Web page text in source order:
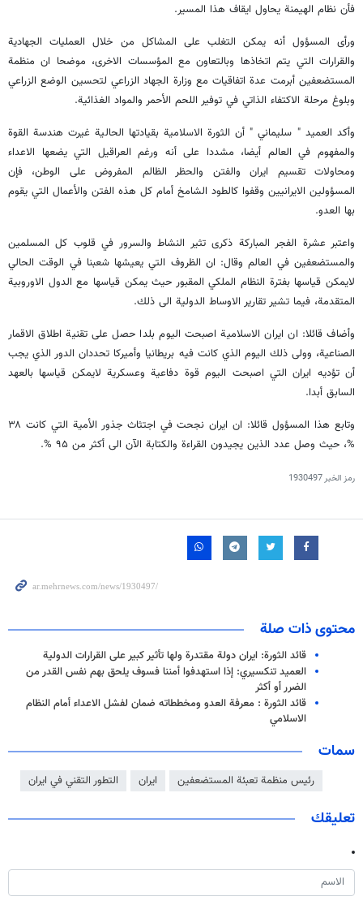
فأن نظام الهيمنة يحاول ايقاف هذا المسير.
ورأى المسؤول أنه يمكن التغلب على المشاكل من خلال العمليات الجهادية
والقرارات التي يتم اتخاذها وبالتعاون مع المؤسسات الاخرى، موضحا ان منظمة
المستضعفين أبرمت عدة اتفاقيات مع وزارة الجهاد الزراعي لتحسين الوضع الزراعي
وبلوغ مرحلة الاكتفاء الذاتي في توفير اللحم الأحمر والمواد الغذائية.
وأكد العميد " سليماني " أن الثورة الاسلامية بقيادتها الحالية غيرت هندسة القوة
والمفهوم في العالم أيضا، مشددا على أنه ورغم العراقيل التي يضعها الاعداء
ومحاولات تقسيم ايران والفتن والحظر الظالم المفروض على الوطن، فإن
المسؤولين الايرانيين وقفوا كالطود الشامخ أمام كل هذه الفتن والأعمال التي يقوم
بها العدو.
واعتبر عشرة الفجر المباركة ذكرى تثير النشاط والسرور في قلوب كل المسلمين
والمستضعفين في العالم وقال: ان الظروف التي يعيشها شعبنا في الوقت الحالي
لايمكن قياسها بفترة النظام الملكي المقبور حيث يمكن قياسها مع الدول الاوروبية
المتقدمة، فيما تشير تقارير الاوساط الدولية الى ذلك.
وأضاف قائلا: ان ايران الاسلامية اصبحت اليوم بلدا حصل على تقنية اطلاق الاقمار
الصناعية، وولى ذلك اليوم الذي كانت فيه بريطانيا وأميركا تحددان الدور الذي يجب
أن تؤديه ايران التي اصبحت اليوم قوة دفاعية وعسكرية لايمكن قياسها بالعهد
السابق أبدا.
وتابع هذا المسؤول قائلا: ان ايران نجحت في اجتثاث جذور الأمية التي كانت ۳۸
%، حيث وصل عدد الذين يجيدون القراءة والكتابة الآن الى أكثر من ۹۵ %.
رمز الخبر1930497
محتوى ذات صلة
قائد الثورة: ايران دولة مقتدرة ولها تأثير كبير على القرارات الدولية
العميد تنكسيري: إذا استهدفوا أمننا فسوف يلحق بهم نفس القدر من
الضرر أو أكثر
قائد الثورة : معرفة العدو ومخططاته ضمان لفشل الاعداء أمام النظام
الاسلامي
سمات
رئيس منظمة تعبئة المستضعفين ايران التطور التقني في ايران
تعليقك